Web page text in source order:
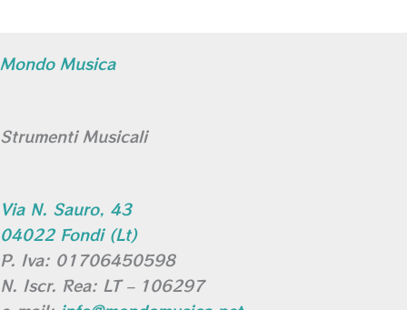
Mondo Musica
Strumenti Musicali
Via N. Sauro, 43
04022 Fondi (Lt)
P. Iva: 01706450598
N. Iscr. Rea: LT – 106297